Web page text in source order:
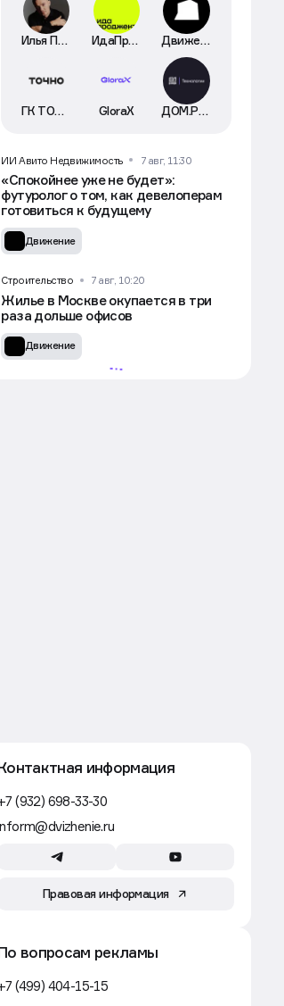
Илья Пискулин ИдаПроджект Движение
ГК ТОЧНО GloraX ДОМ.РФ Технологии
ИИ Авито Недвижимость 7 авг, 11:30
«Спокойнее уже не будет»:
футуролог о том, как девелоперам
готовиться к будущему
Движение
Строительство 7 авг, 10:20
Жилье в Москве окупается в три
раза дольше офисов
Движение
«ключа» — правительство
Движение
Строительство
Где самые дешевые кредиты
Движение
Рынок металлоконструкций
в России сократится на 10% в 2026
году — «Евраз»